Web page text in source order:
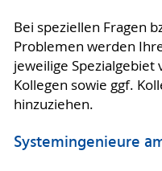
Bei speziellen Fragen
Problemen werden
jeweilige
Kollegen sowie ggf.
hinzuziehen.
Systemingenieure